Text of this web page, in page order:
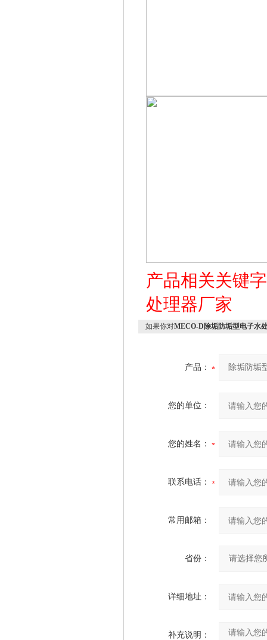
产品相关关键
处理器厂家
如果你对MECO-D除垢防垢型电子水
产品：
您的单位：
您的姓名：
联系电话：
常用邮箱：
省份：
详细地址：
补充说明：